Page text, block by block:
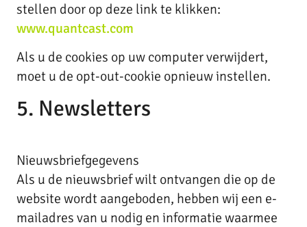
stellen door op deze link te klikken:
www.quantcast.com
Als u de cookies op uw computer verwijdert,
moet u de opt-out-cookie opnieuw instellen.
5. Newsletters
Nieuwsbriefgegevens
Als u de nieuwsbrief wilt ontvangen die op de
website wordt aangeboden, hebben wij een e-
mailadres van u nodig en informatie waarmee